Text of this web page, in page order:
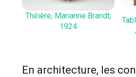
Théière, Marianne Brandt,
1924
En architecture, les